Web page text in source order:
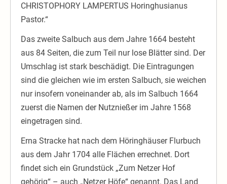
CHRISTOPHORY LAMPERTUS Horinghusianus
Pastor.“
Das zweite Salbuch aus dem Jahre 1664 besteht
aus 84 Seiten, die zum Teil nur lose Blätter sind. Der
Umschlag ist stark beschädigt. Die Eintragungen
sind die gleichen wie im ersten Salbuch, sie weichen
nur insofern voneinander ab, als im Salbuch 1664
zuerst die Namen der Nutznießer im Jahre 1568
eingetragen sind.
Erna Stracke hat nach dem Höringhäuser Flurbuch
aus dem Jahr 1704 alle Flächen errechnet. Dort
findet sich ein Grundstück „Zum Netzer Hof
gehörig“ – auch „Netzer Höfe“ genannt. Das Land